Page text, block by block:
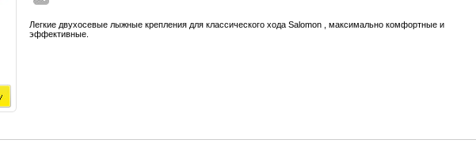
Легкие двухосевые лыжные крепления для классического хода Salomon , максимально комфортные и
эффективные.